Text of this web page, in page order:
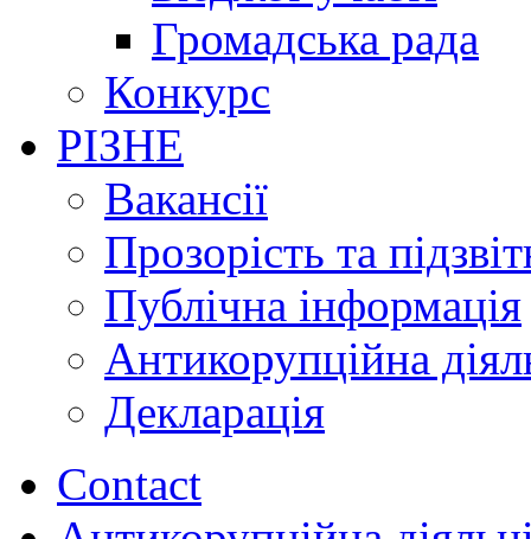
Громадська рада
Конкурс
РІЗНЕ
Вакансії
Прозорість та
Публічна інформація
Антикорупційна
Декларація
Contact